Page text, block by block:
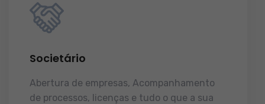
Societário
Abertura de empresas, Acompanhamento
de processos, licenças e tudo o que a sua